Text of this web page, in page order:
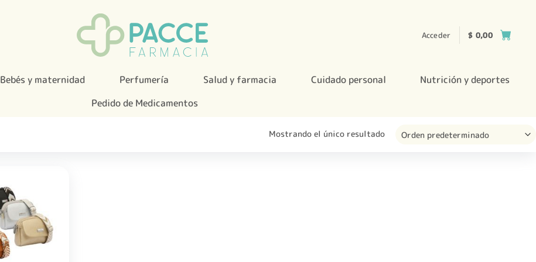
Acceder $ 0,00
Bebés y maternidad Perfumería Salud y farmacia Cuidado personal
Nutrición y deportes
Pedido de Medicamentos
Mostrando el único resultado